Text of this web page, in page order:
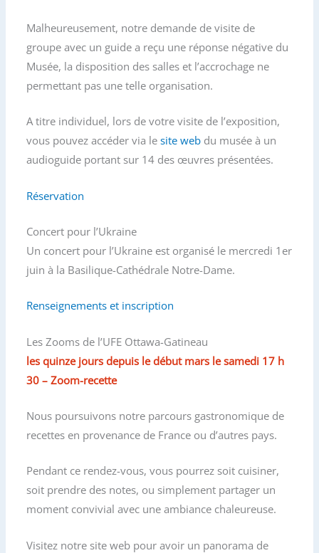
Malheureusement, notre demande de visite de
groupe avec un guide a reçu une réponse négative du
Musée, la disposition des salles et l’accrochage ne
permettant pas une telle organisation.
A titre individuel, lors de votre visite de l’exposition,
vous pouvez accéder via lesite web du musée à un
audioguide portant sur 14 des œuvres présentées.
Réservation
Concert pour l’Ukraine
Un concert pour l’Ukraine est organisé le mercredi 1er
juin à la Basilique-Cathédrale Notre-Dame.
Renseignements et inscription
Les Zooms de l’UFE Ottawa-Gatineau
lesquinze jours depuis le début mars le samedi 17 h
30 – Zoom-recette
Nous poursuivons notre parcours gastronomique de
recettes en provenance de France ou d’autres pays.
Pendant ce rendez-vous, vous pourrez soit cuisiner,
soit prendre des notes, ou simplement partager un
moment convivial avec une ambiance chaleureuse.
Visitez notre site web pour avoir un panorama de